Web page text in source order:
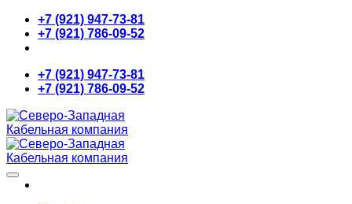
Skip
content
+7 (921) 947-73-81
+7 (921) 786-09-52
+7 (921) 947-73-81
+7 (921) 786-09-52